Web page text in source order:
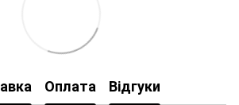
Оплата Відгуки